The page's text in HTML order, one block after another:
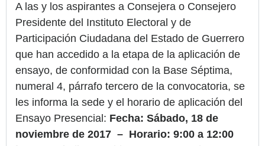
A las y los aspirantes a Consejera o Consejero
Presidente del Instituto Electoral y de
Participación Ciudadana del Estado de Guerrero
que han accedido a la etapa de la aplicación de
ensayo, de conformidad con la Base Séptima,
numeral 4, párrafo tercero de la convocatoria, se
les informa la sede y el horario de aplicación del
Ensayo Presencial: Fecha: Sábado, 18 de
noviembre de 2017 – Horario: 9:00 a 12:00